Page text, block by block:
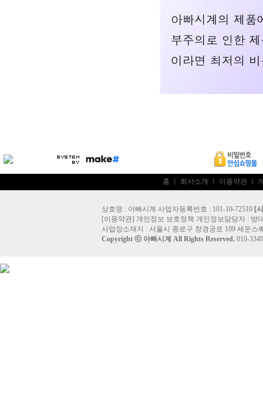
홈 회사소개 이용약관
상호명 : 아빠시계 사업자등록번호 : 101-10-72510 [
[이용약관] 개인정보 보호정책 개인정보담당자 : 방
사업장소재지 : 서울시 종로구 창경궁로 109 세운스
Copyright ⓒ 아빠시계 All Rights Reserved. 010-